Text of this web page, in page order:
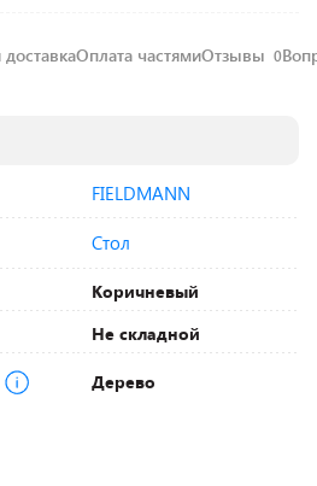
Оплата частямиОтзывы 0
FIELDMANN
Стол
Коричневый
Не складной
Дерево